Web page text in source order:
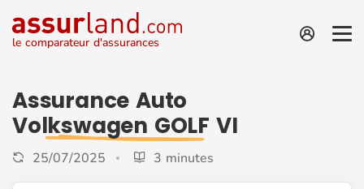
le comparateur d'assurances
Assurance Auto
Volkswagen GOLF VI
25/07/2025 3 minutes